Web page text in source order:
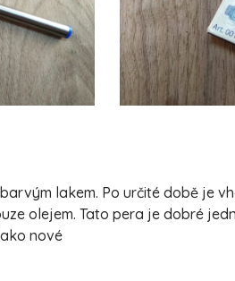
lakem. Po určité době je
olejem. Tato pera je dobré
nové